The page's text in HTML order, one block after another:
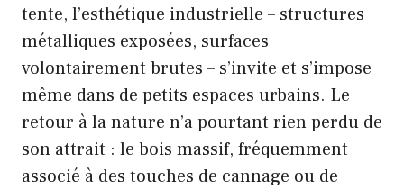
tente, l’esthétique industrielle – structures
métalliques exposées, surfaces
volontairement brutes – s’invite et s’impose
même dans de petits espaces urbains. Le
retour à la nature n’a pourtant rien perdu de
son attrait : le bois massif, fréquemment
associé à des touches de cannage ou de